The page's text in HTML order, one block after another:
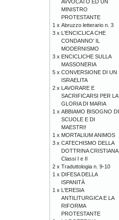
AVVOCATO ED UN
MINISTRO
PROTESTANTE
1 x Abruzzo letterario n. 3
3 x L'ENCICLICA CHE
CONDANNO' IL
MODERNISMO
3 x ENCICLICHE SULLA
MASSONERIA
5 x CONVERSIONE DI UN
ISRAELITA
2 x LAVORARE E
SACRIFICARSI PER LA
GLORIA DI MARIA
1 x ABBIAMO BISOGNO DI
SCUOLE E DI
MAESTRI!
1 x MORTALIUM ANIMOS
3 x CATECHISMO DELLA
DOTTRINA CRISTIANA
Classi I e II
2 x Traduttologia n. 9-10
1 x DIFESA DELLA
ISPANITÀ
1 x L'ERESIA
ANTILITURGICA E LA
RIFORMA
PROTESTANTE